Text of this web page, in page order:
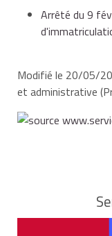
Arrêté du 9
Modifié le 20/05/
et administrative